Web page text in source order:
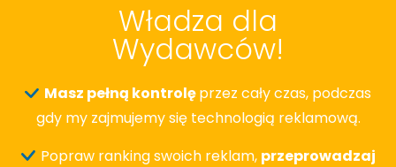
Władza dla
Wydawców!
Masz pełną kontrolęprzez cały czas, podczas
gdy my zajmujemy się technologią reklamową.
Popraw ranking swoich reklam, przeprowadzaj